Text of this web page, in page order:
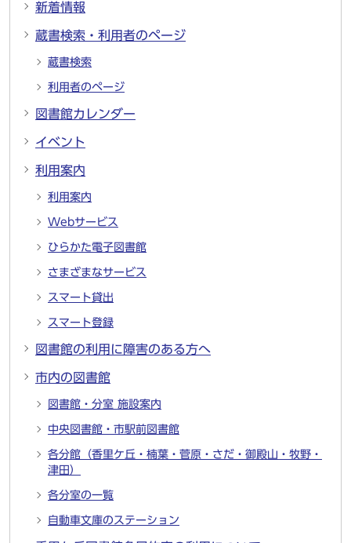
新着情報
蔵書検索・利用者のページ
蔵書検索
利用者のページ
図書館カレンダー
イベント
利用案内
利用案内
Webサービス
ひらかた電子図書館
さまざまなサービス
スマート貸出
スマート登録
図書館の利用に障害のある方へ
市内の図書館
図書館・分室 施設案内
中央図書館・市駅前図書館
各分館（香里ケ丘・楠葉・菅原・さだ・御殿山・牧野・
津田）
各分室の一覧
自動車文庫のステーション